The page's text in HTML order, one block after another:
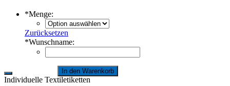
*Menge:
Zurücksetzen
*Wunschname:
Individuelle Textiletiketten
In den Warenkorb